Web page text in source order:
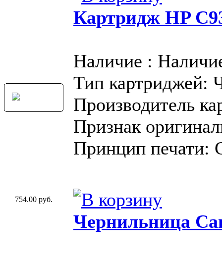
Картридж HP
Наличие :
Тип картриджей:
Производитель
Признак
Принцип печати:
754.00 руб.
Чернильница